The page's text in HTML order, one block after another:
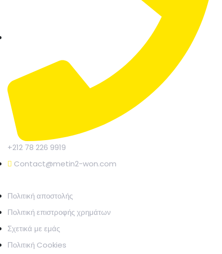
+212 78 226 9919
Contact@metin2-won.com
Πολιτική αποστολής
Πολιτική επιστροφής χρημάτων
Σχετικά με εμάς
Πολιτική Cookies